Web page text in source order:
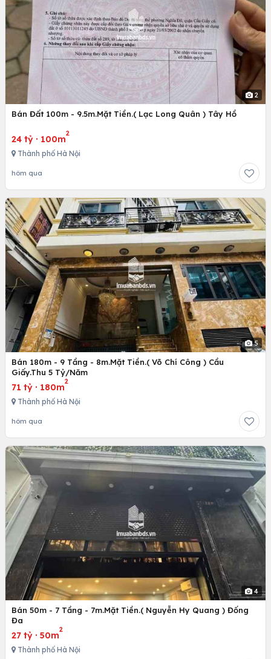
2
Bán Đất 100m - 9.5m.Mặt Tiền.( Lạc Long Quân ) Tây Hồ
24 tỷ · 100m
2
Thành phố Hà Nội
hôm qua
5
Bán 180m - 9 Tầng - 8m.Mặt Tiền.( Võ Chí Công ) Cầu
Giấy.Thu 5 Tỷ/Năm
71 tỷ · 180m
2
Thành phố Hà Nội
hôm qua
4
Bán 50m - 7 Tầng - 7m.Mặt Tiền.( Nguyễn Hy Quang ) Đống
Đa
27 tỷ · 50m
2
Thành phố Hà Nội